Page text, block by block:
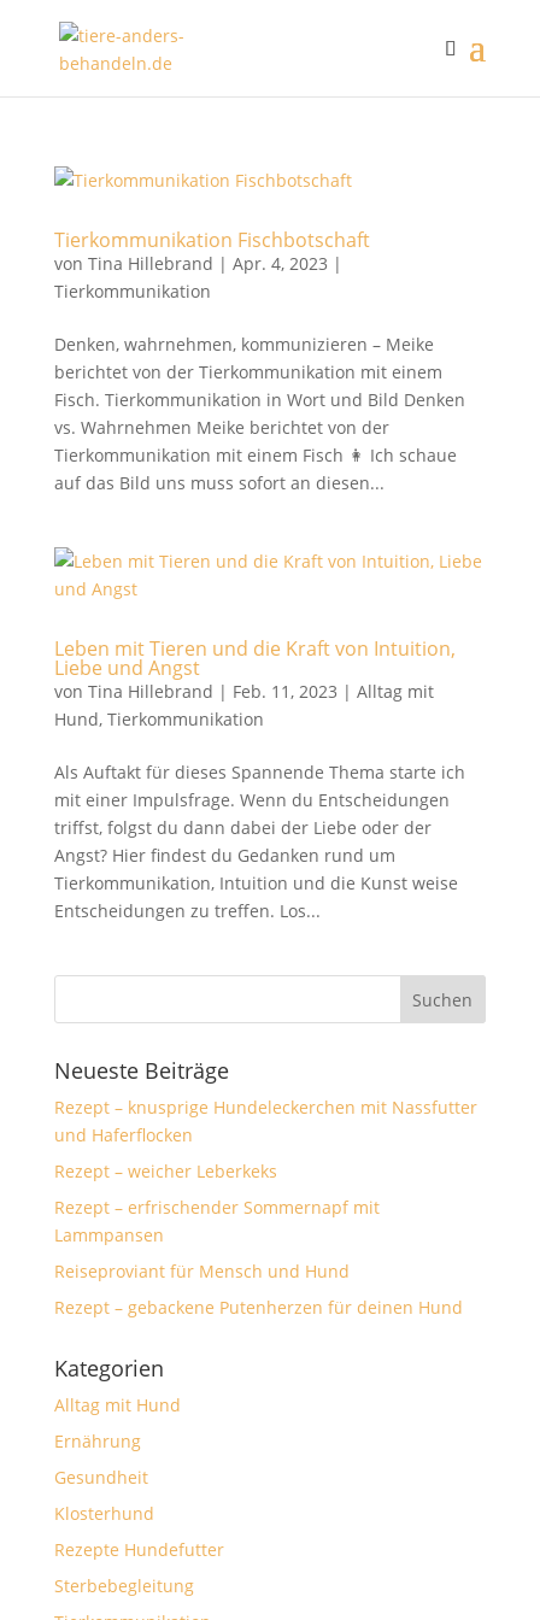
Tierkommunikation Fischbotschaft
von Tina Hillebrand | Apr. 4, 2023 |
Tierkommunikation
Denken, wahrnehmen, kommunizieren – Meike
berichtet von der Tierkommunikation mit einem
Fisch. Tierkommunikation in Wort und Bild Denken
vs. Wahrnehmen Meike berichtet von der
Tierkommunikation mit einem Fisch 👩 Ich schaue
auf das Bild uns muss sofort an diesen...
Leben mit Tieren und die Kraft von Intuition,
Liebe und Angst
von Tina Hillebrand | Feb. 11, 2023 | Alltag mit
Hund, Tierkommunikation
Als Auftakt für dieses Spannende Thema starte ich
mit einer Impulsfrage. Wenn du Entscheidungen
triffst, folgst du dann dabei der Liebe oder der
Angst? Hier findest du Gedanken rund um
Tierkommunikation, Intuition und die Kunst weise
Entscheidungen zu treffen. Los...
Neueste Beiträge
Rezept – knusprige Hundeleckerchen mit Nassfutter
und Haferflocken
Rezept – weicher Leberkeks
Rezept – erfrischender Sommernapf mit
Lammpansen
Reiseproviant für Mensch und Hund
Rezept – gebackene Putenherzen für deinen Hund
Kategorien
Alltag mit Hund
Ernährung
Gesundheit
Klosterhund
Rezepte Hundefutter
Sterbebegleitung